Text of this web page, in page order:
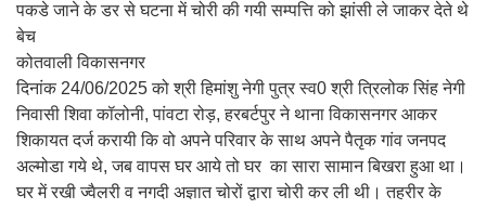
पकडे जाने के डर से घटना में चोरी की गयी सम्पत्ति को झांसी ले जाकर देते थे
बेच
कोतवाली विकासनगर
दिनांक 24/06/2025 को श्री हिमांशु नेगी पुत्र स्व0 श्री त्रिलोक सिंह नेगी
निवासी शिवा कॉलोनी, पांवटा रोड़, हरबर्टपुर ने थाना विकासनगर आकर
शिकायत दर्ज करायी कि वो अपने परिवार के साथ अपने पैतृक गांव जनपद
अल्मोडा गये थे, जब वापस घर आये तो घर का सारा सामान बिखरा हुआ था।
घर में रखी ज्वैलरी व नगदी अज्ञात चोरों द्वारा चोरी कर ली थी। तहरीर के